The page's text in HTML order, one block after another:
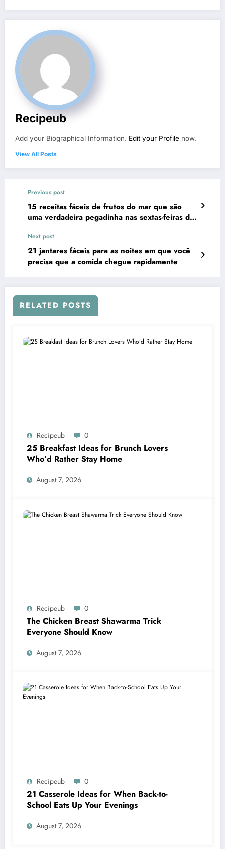
Recipeub
Add your Biographical Information. Edit your Profile now.
View All Posts
Previous post
15 receitas fáceis de frutos do mar que são
uma verdadeira pegadinha nas sextas-feiras da
Next post
21 jantares fáceis para as noites em que você
precisa que a comida chegue rapidamente
RELATED POSTS
Recipeub 0
25 Breakfast Ideas for Brunch Lovers
Who’d Rather Stay Home
August 7, 2026
Recipeub 0
The Chicken Breast Shawarma Trick
Everyone Should Know
August 7, 2026
Recipeub 0
21 Casserole Ideas for When Back-to-
School Eats Up Your Evenings
August 7, 2026